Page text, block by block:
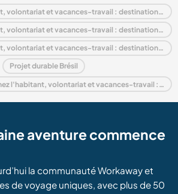
Séjours chez l'habitant, volontariat et vacances-travail : destination Brésil
Séjours chez l'habitant, volontariat et vacances-travail : destination Amérique du Sud
Séjours chez l'habitant, volontariat et vacances-travail : destination Bahia
Projet durable Brésil
Last minute Séjours chez l'habitant, volontariat et vacances-travail : destination Brésil
aventure commence
la communauté Workaway et
de voyage uniques, avec plus de 50